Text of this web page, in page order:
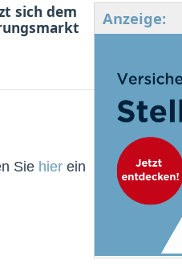
sich dem
Sie hier ein
Anzeige: